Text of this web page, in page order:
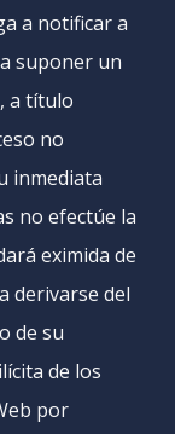
a notificar a
suponer un
a título
no
inmediata
no efectúe la
eximida de
derivarse del
de su
de los
por